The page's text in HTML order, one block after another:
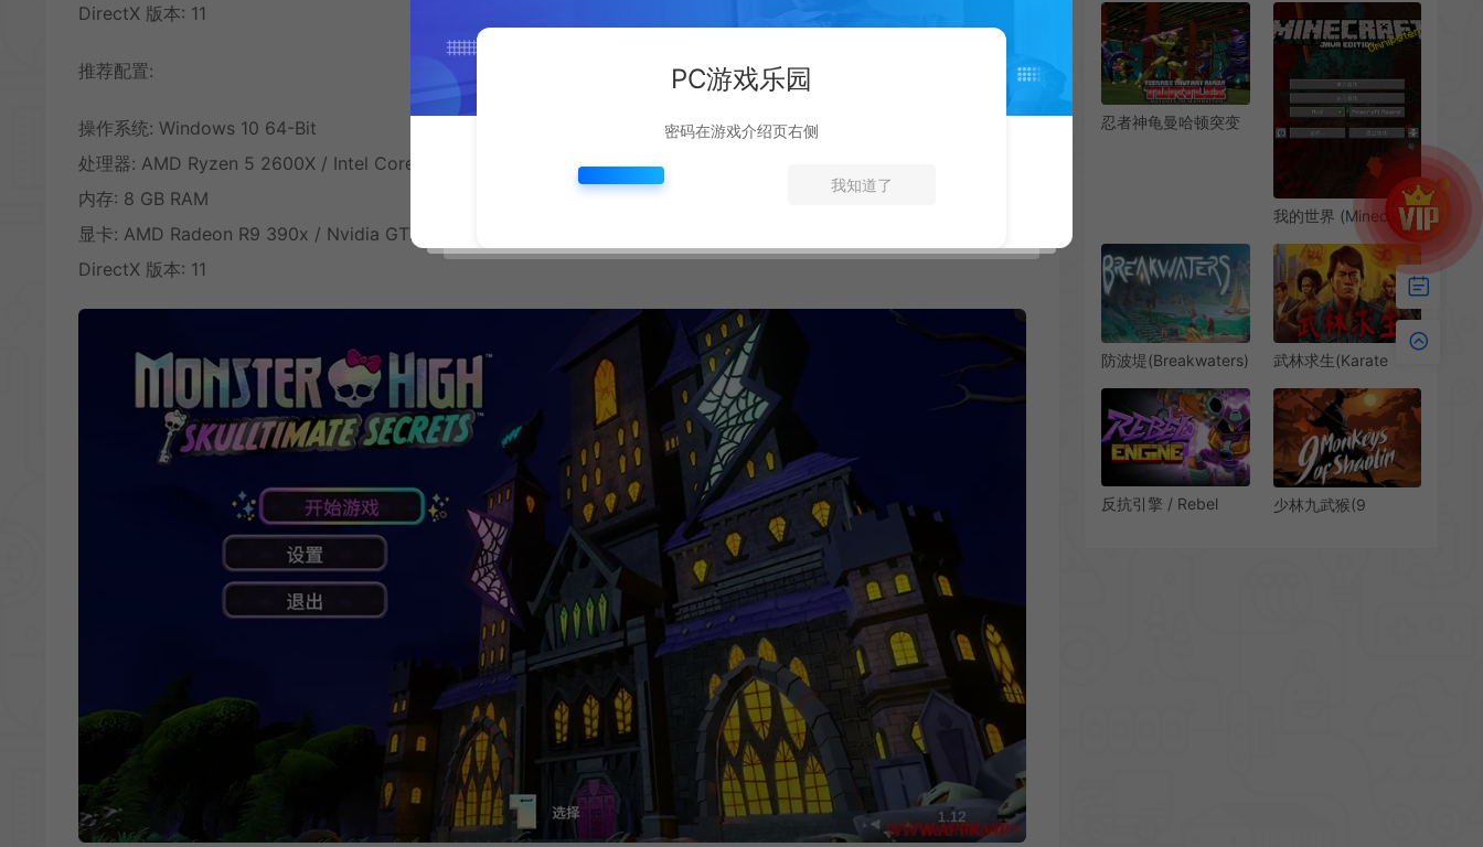
DirectX 版本: 11
推荐配置:
操作系统: Windows 10 64-Bit
处理器: AMD Ryzen 5 2600X / Intel Core i5 8600k
内存: 8 GB RAM
显卡: AMD Radeon R9 390x / Nvidia GTX 980
DirectX 版本: 11
游戏|下载
游戏 Mafia Definitive
Edition 下载
忍者神龟曼哈顿突变
我的世界 (Minecraft)
简中|PC|MOD|3D第
一人称沙盘游戏
防波堤(Breakwaters)
界动作生存游戏
武林求生(Karate
者游戏|单机|中文|动
作|免费下载
反抗引擎 / Rebel
少林九武猴(9
PC游戏乐园
密码在游戏介绍页右侧
我知道了